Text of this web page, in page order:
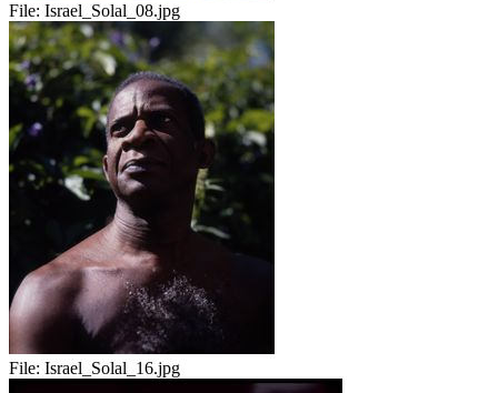
File: Israel_Solal_08.jpg
File: Israel_Solal_16.jpg